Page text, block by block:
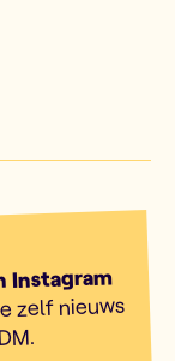
Instagram
zelf nieuws